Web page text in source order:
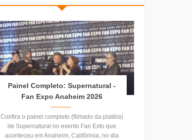
Painel Completo: Supernatural -
Fan Expo Anaheim 2026
Confira o painel completo (filmado da platéia)
de Supernatural no evento Fan Exto que
aconteceu em Anaheim, Califórinia, no dia